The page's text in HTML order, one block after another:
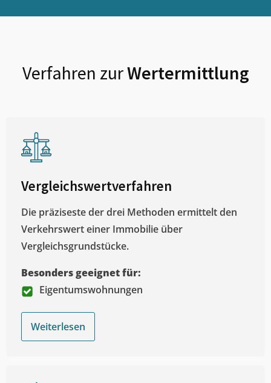
Verfahren zurWertermittlung
Vergleichswertverfahren
Die präziseste der drei Methoden ermittelt den
Verkehrswert einer Immobilie über
Vergleichsgrundstücke.
Besonders geeignet für:
Eigentumswohnungen
Weiterlesen